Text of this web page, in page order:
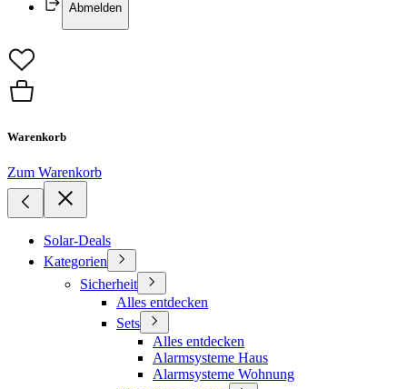
Abmelden
Warenkorb
Zum Warenkorb
Solar-Deals
Kategorien
Sicherheit
Alles entdecken
Sets
Alles entdecken
Alarmsysteme Haus
Alarmsysteme Wohnung